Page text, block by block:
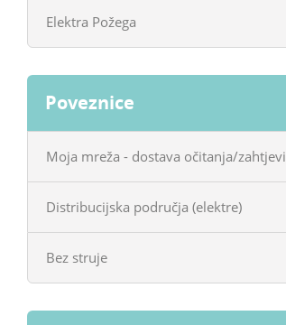
Elektra Požega
Poveznice
Moja mreža - dostava očitanja/zahtjevi
Distribucijska područja (elektre)
Bez struje